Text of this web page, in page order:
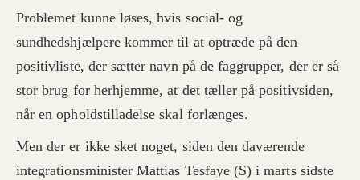
Problemet kunne løses, hvis social- og
sundhedshjælpere kommer til at optræde på den
positivliste, der sætter navn på de faggrupper, der er så
stor brug for herhjemme, at det tæller på positivsiden,
når en opholdstilladelse skal forlænges.
Men der er ikke sket noget, siden den daværende
integrationsminister Mattias Tesfaye (S) i marts sidste